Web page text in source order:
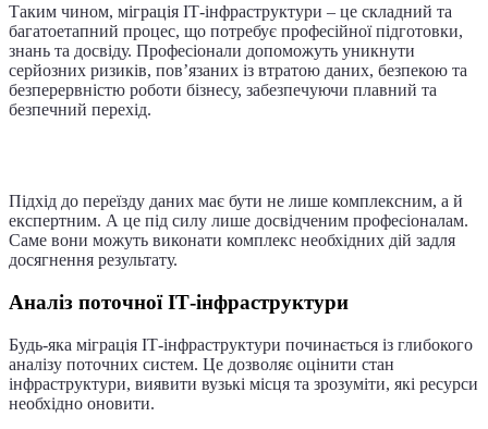
Таким чином, міграція ІТ-інфраструктури – це складний та
багатоетапний процес, що потребує професійної підготовки,
знань та досвіду. Професіонали допоможуть уникнути
серйозних ризиків, пов’язаних із втратою даних, безпекою та
безперервністю роботи бізнесу, забезпечуючи плавний та
безпечний перехід.
Підхід до переїзду даних має бути не лише комплексним, а й
експертним. А це під силу лише досвідченим професіоналам.
Саме вони можуть виконати комплекс необхідних дій задля
досягнення результату.
Аналіз поточної ІТ-інфраструктури
Будь-яка міграція ІТ-інфраструктури починається із глибокого
аналізу поточних систем. Це дозволяє оцінити стан
інфраструктури, виявити вузькі місця та зрозуміти, які ресурси
необхідно оновити.